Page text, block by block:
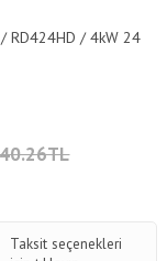
RD424HD / 4kW 24
Taksit seçenekleri